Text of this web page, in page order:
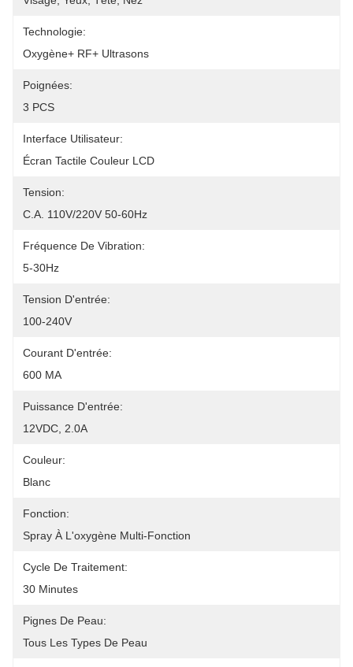
Technologie:
Oxygène+ RF+ Ultrasons
Poignées:
3 PCS
Interface Utilisateur:
Écran Tactile Couleur LCD
Tension:
C.A. 110V/220V 50-60Hz
Fréquence De Vibration:
5-30Hz
Tension D'entrée:
100-240V
Courant D'entrée:
600 MA
Puissance D'entrée:
12VDC, 2.0A
Couleur:
Blanc
Fonction:
Spray À L'oxygène Multi-Fonction
Cycle De Traitement:
30 Minutes
Pignes De Peau:
Tous Les Types De Peau